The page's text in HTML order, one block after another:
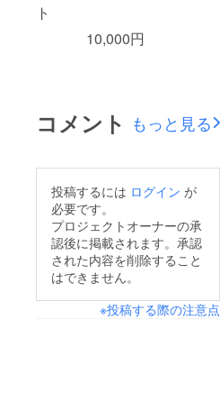
ト
10,000円
コメント もっと見る
投稿するには ログイン が
必要です。
プロジェクトオーナーの承
認後に掲載されます。承認
された内容を削除すること
はできません。
※投稿する際の注意点